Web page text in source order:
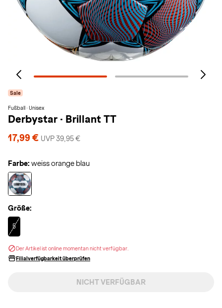
Sale
Fußball · Unisex
Derbystar · Brillant TT
17,99 € UVP 39,95 €
Farbe: weiss orange blau
Größe:
5
Selected
Der Artikel ist online momentan nicht verfügbar.
Filialverfügbarkeit überprüfen
NICHT VERFÜGBAR